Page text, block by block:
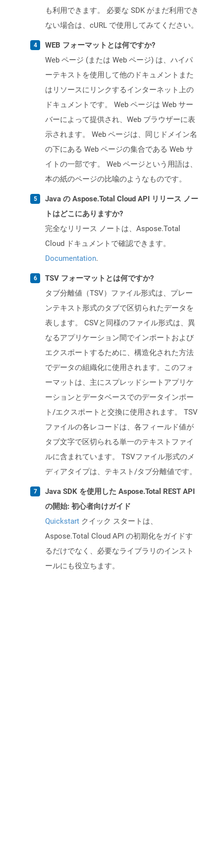
も利用できます。 必要な SDK がまだ利用でき
ない場合は、cURL で使用してみてください。
WEB フォーマットとは何ですか?
Web ページ (または Web ページ) は、ハイパ
ーテキストを使用して他のドキュメントまた
はリソースにリンクするインターネット上の
ドキュメントです。 Web ページは Web サー
バーによって提供され、Web ブラウザーに表
示されます。 Web ページは、同じドメイン名
の下にある Web ページの集合である Web サ
イトの一部です。 Web ページという用語は、
本の紙のページの比喩のようなものです。
Java の Aspose.Total Cloud API リリース ノー
トはどこにありますか?
完全なリリース ノートは、Aspose.Total
Cloud ドキュメントで確認できます。
Documentation.
TSV フォーマットとは何ですか?
タブ分離値（TSV）ファイル形式は、プレー
ンテキスト形式のタブで区切られたデータを
表します。 CSVと同様のファイル形式は、異
なるアプリケーション間でインポートおよび
エクスポートするために、構造化された方法
でデータの組織化に使用されます。このフォ
ーマットは、主にスプレッドシートアプリケ
ーションとデータベースでのデータインポー
ト/エクスポートと交換に使用されます。 TSV
ファイルの各レコードは、各フィールド値が
タブ文字で区切られる単一のテキストファイ
ルに含まれています。 TSVファイル形式のメ
ディアタイプは、テキスト/タブ分離値です。
Java SDK を使用した Aspose.Total REST API
の開始: 初心者向けガイド
Quickstart クイック スタートは、
Aspose.Total Cloud API の初期化をガイドす
るだけでなく、必要なライブラリのインスト
ールにも役立ちます。